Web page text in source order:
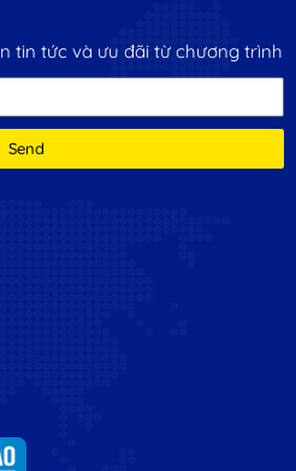
tin tức và ưu đãi từ chương trình
Send